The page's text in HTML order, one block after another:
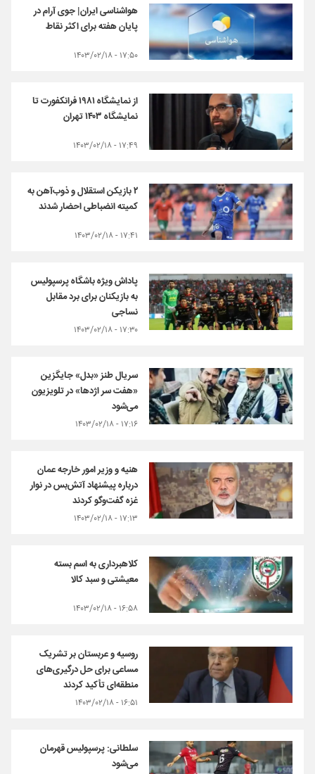
هواشناسی ایران| جوی آرام در
پایان هفته برای اکثر نقاط
۱۷:۵۰ - ۱۴۰۳/۰۲/۱۸
از نمایشگاه ۱۹۸۱ فرانکفورت تا
نمایشگاه ۱۴۰۳ تهران
۱۷:۴۹ - ۱۴۰۳/۰۲/۱۸
۲ بازیکن استقلال و ذوب‌آهن به
کمیته انضباطی احضار شدند
۱۷:۴۱ - ۱۴۰۳/۰۲/۱۸
پاداش ویژه باشگاه پرسپولیس
به بازیکنان برای برد مقابل
نساجی
۱۷:۳۰ - ۱۴۰۳/۰۲/۱۸
سریال طنز «بدل» جایگزین
«هفت سر اژدها» در تلویزیون
می‌شود
۱۷:۱۶ - ۱۴۰۳/۰۲/۱۸
هنیه و وزیر امور خارجه عمان
درباره پیشنهاد آتش‌بس در نوار
غزه گفت‌وگو کردند
۱۷:۱۳ - ۱۴۰۳/۰۲/۱۸
کلاهبرداری به اسم بسته
معیشتی و سبد کالا
۱۶:۵۸ - ۱۴۰۳/۰۲/۱۸
روسیه و عربستان بر تشریک
مساعی برای حل درگیری‌های
منطقه‌ای تأکید کردند
۱۶:۵۱ - ۱۴۰۳/۰۲/۱۸
سلطانی: پرسپولیس قهرمان
می‌شود